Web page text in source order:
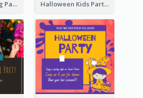
Pumpkin Carving Party Invitation Halloween Kids Party Invitation